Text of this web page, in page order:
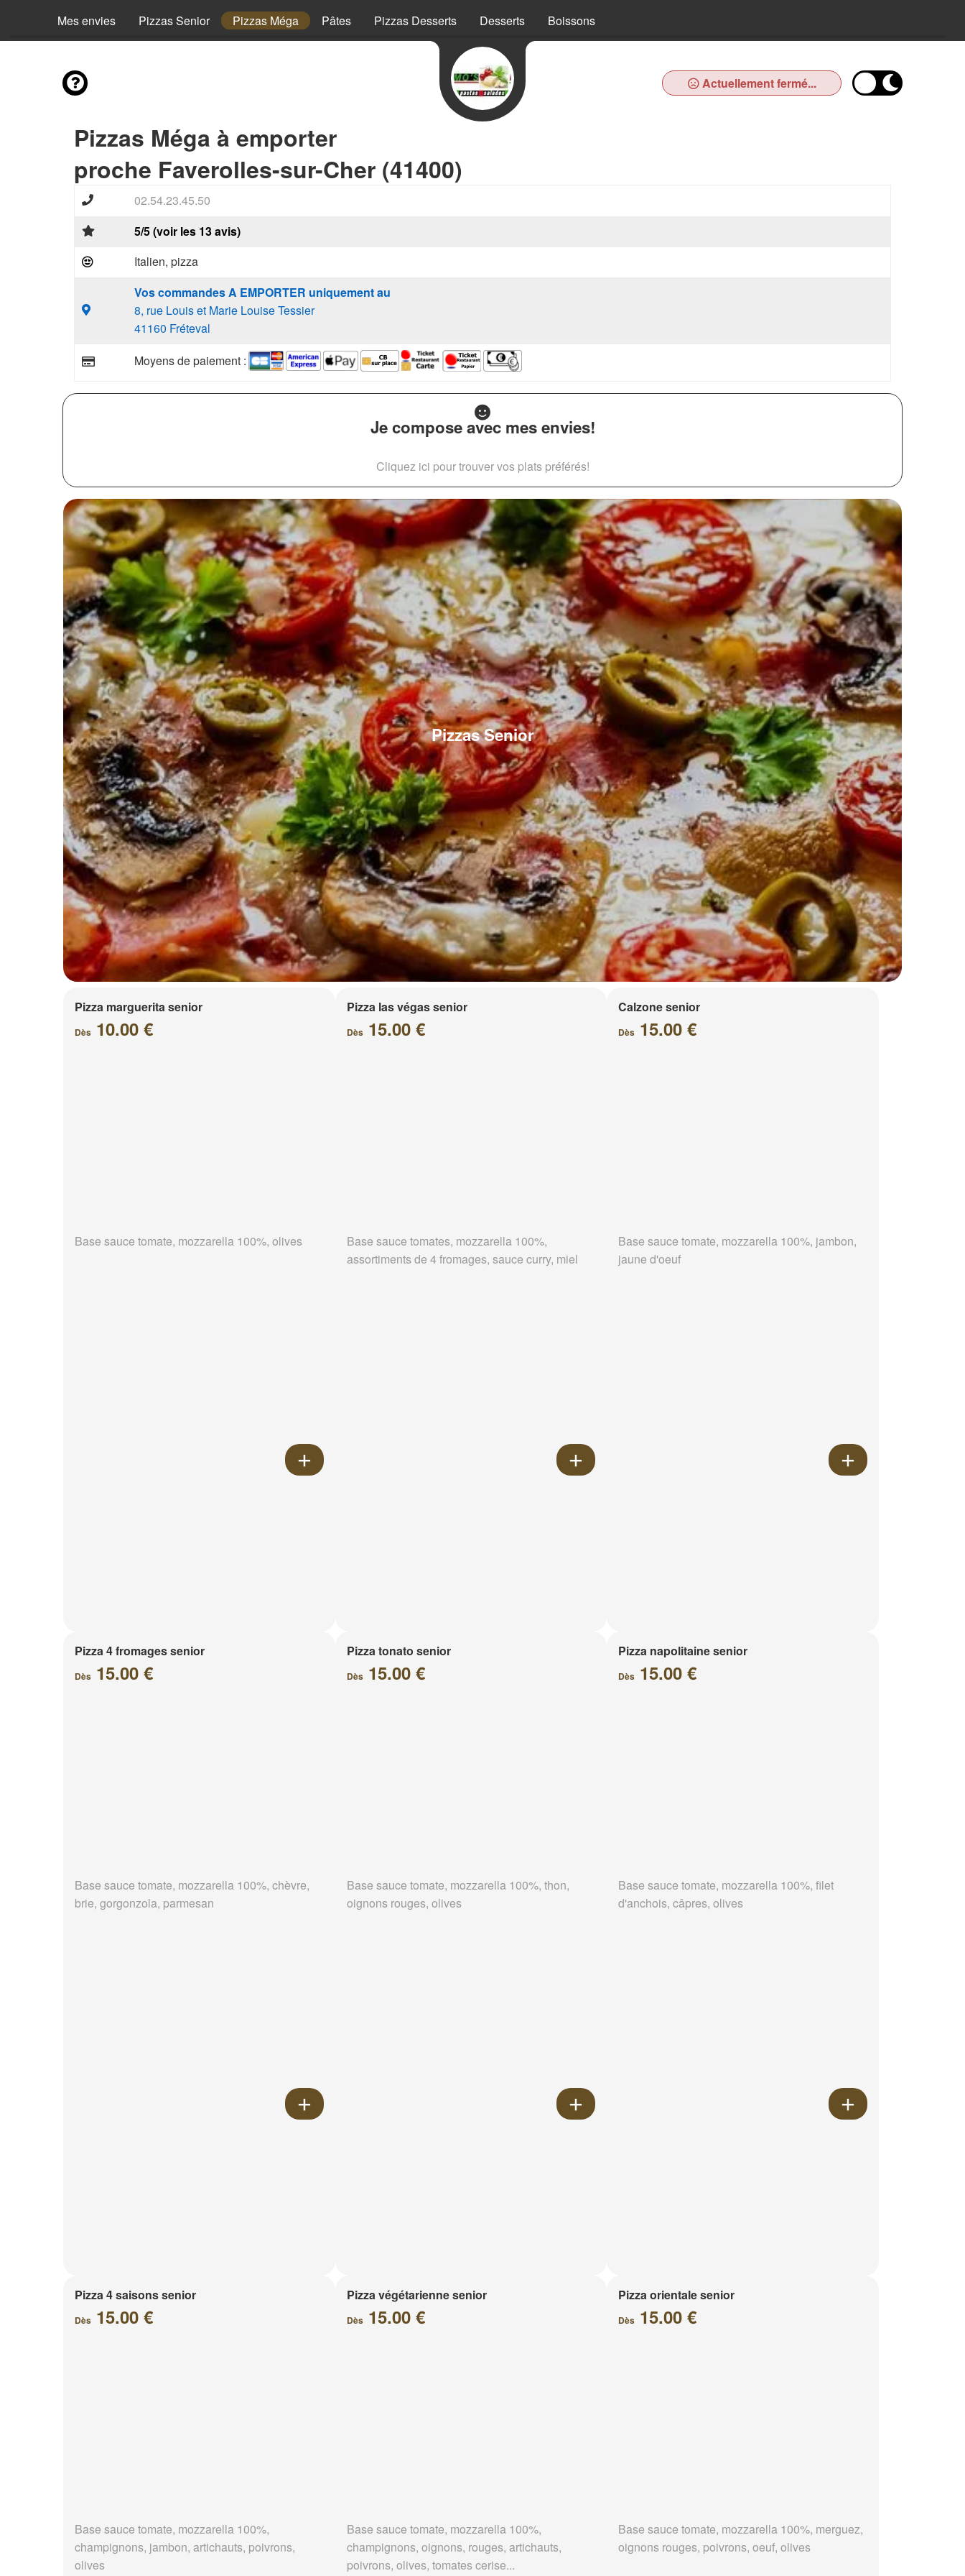
Mes envies Pizzas Senior Pizzas Méga Pâtes Pizzas Desserts Desserts Boissons
Actuellement fermé...
Pizzas Méga à emporter
proche Faverolles-sur-Cher (41400)
02.54.23.45.50
5/5 (voir les 13 avis)
Italien, pizza
Vos commandes A EMPORTER uniquement au
8, rue Louis et Marie Louise Tessier
41160 Fréteval
Moyens de paiement :
Je compose avec mes envies!
Cliquez ici pour trouver vos plats préférés!
Pizzas Senior
Pizza marguerita senior
Dès 10.00 €
Base sauce tomate, mozzarella 100%, olives
Pizza las végas senior
Dès15.00 €
Base sauce tomates, mozzarella 100%,
assortiments de 4 fromages, sauce curry, miel
Calzone senior
Dès 15.00 €
Base sauce tomate, mozzarella 100%, jambon,
jaune d'oeuf
Pizza 4 fromages senior
Dès 15.00 €
Base sauce tomate, mozzarella 100%, chèvre,
brie, gorgonzola, parmesan
Pizza tonato senior
Dès15.00 €
Base sauce tomate, mozzarella 100%, thon,
oignons rouges, olives
Pizza napolitaine senior
Dès 15.00 €
Base sauce tomate, mozzarella 100%, filet
d'anchois, câpres, olives
Pizza 4 saisons senior
Dès 15.00 €
Base sauce tomate, mozzarella 100%,
champignons, jambon, artichauts, poivrons,
olives
Pizza végétarienne senior
Dès15.00 €
Base sauce tomate, mozzarella 100%,
champignons, oignons, rouges, artichauts,
poivrons, olives, tomates cerise...
Pizza orientale senior
Dès 15.00 €
Base sauce tomate, mozzarella 100%, merguez,
oignons rouges, poivrons, oeuf, olives